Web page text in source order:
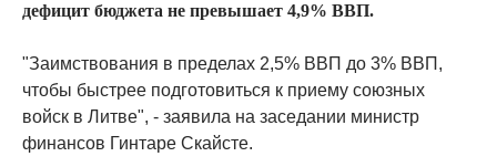
дефицит бюджета не превышает 4,9% ВВП.
"Заимствования в пределах 2,5% ВВП до 3% ВВП,
чтобы быстрее подготовиться к приему союзных
войск в Литве", - заявила на заседании министр
финансов Гинтаре Скайсте.